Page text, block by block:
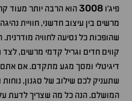
פיג'ו 3008הוא הרבה יותר מעוד
מרשים בין עיצוב חדשני, חוויית
שהופכות כל נסיעה לחוויה
קווים חדים וגריל קדמי מרשים, לצד
דיגיטלי ומסך מגע מתקדם. אם אתם
שתעניק לכם שילוב של סגנון,
המושלם. הנה כל מה שצריך לדעת